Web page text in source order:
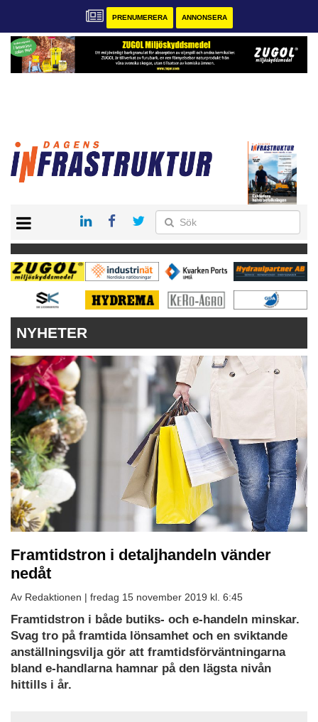
PRENUMERERA ANNONSERA
KONTAKT
VÅRA ANDRA MAGASIN
PRENUMERERA
ANNONSERA
NYHETER
Framtidstron i detaljhandeln vänder
nedåt
Av Redaktionen | fredag 15 november 2019 kl. 6:45
Framtidstron i både butiks- och e-handeln minskar.
Svag tro på framtida lönsamhet och en sviktande
anställningsvilja gör att framtidsförväntningarna
bland e-handlarna hamnar på den lägsta nivån
hittills i år.